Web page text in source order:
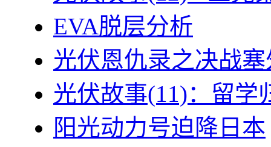
EVA脱层分析
光伏恩仇录之决战
光伏故事(11)：留学
阳光动力号迫降日本